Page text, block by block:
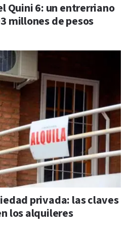
Quini 6: un entrerriano
millones de pesos
privada: las claves
los alquileres